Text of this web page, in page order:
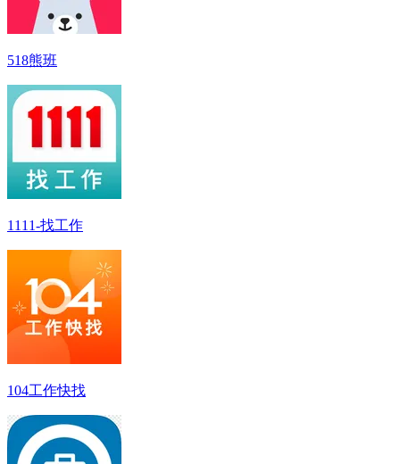
518熊班
1111-找工作
104工作快找